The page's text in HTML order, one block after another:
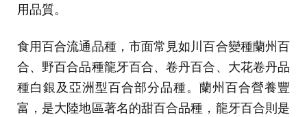
用品質。
食用百合流通品種，市面常見如川百合變種蘭州百
合、野百合品種龍牙百合、卷丹百合、大花卷丹品
種白銀及亞洲型百合部分品種。蘭州百合營養豐
富，是大陸地區著名的甜百合品種，龍牙百合則是